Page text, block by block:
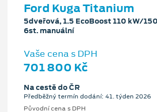
Ford Kuga Titanium
5dveřová, 1.5 EcoBoost 110 kW/
6st. manuální
Vaše cena s DPH
701 800 Kč
Na cestě do ČR
Předběžný termín dodání: 41. týden 2026
Původní cena s DPH